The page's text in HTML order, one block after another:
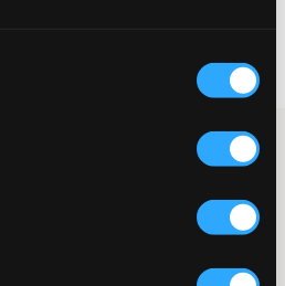
i linnemix från Ryvls. Skjortan har
är rak. Perfekt till både